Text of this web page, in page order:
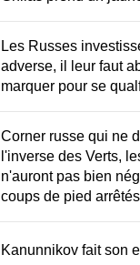
Les Russes
adverse, il leur faut
marquer pour se
Corner russe qui ne
l'inverse des Verts,
n'auront pas bien
coups de pied arrêtés
Kanunnikov fait son